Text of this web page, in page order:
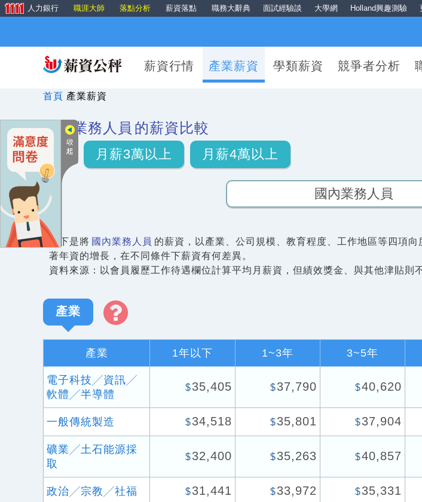
人力銀行 職涯大師 落點分析 薪資落點 職務大辭典 面試經驗談 大學網 Holland興趣測驗
薪資行情 產業薪資 學類薪資 競爭者分析
首頁 產業薪資
國內業務人員 的薪資比較
月薪3萬以上 月薪4萬以上
以下是將 國內業務人員 的薪資，以產業、公司規模、教育程度、工作地區等四項
著年資的增長，在不同條件下薪資有何差異。
資料來源：以會員履歷工作待遇欄位計算平均月薪資，但績效獎金、與其他津貼則
產業
產業 1年以下 1~3年 3~5年
電子科技╱資訊╱
軟體╱半導體
$35,405 $37,790 $40,620
一般傳統製造 $34,518 $35,801 $37,904
礦業╱土石能源採
取
$32,400 $35,263 $40,857
政治╱宗教╱社福 $31,441 $33,972 $35,331